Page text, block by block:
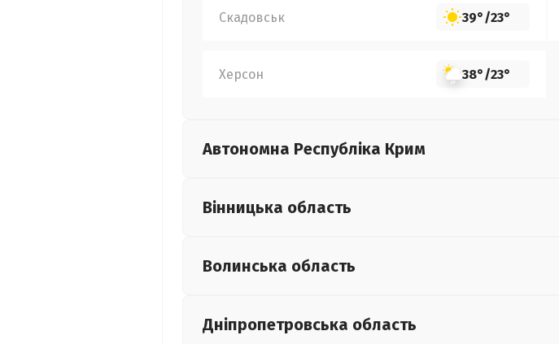
Скадовськ 39°/23°
Херсон 38°/23°
Автономна Республіка Крим
Вінницька область
Волинська область
Дніпропетровська область